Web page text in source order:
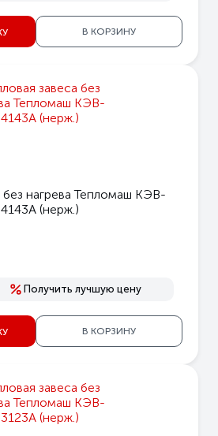
В КОРЗИНУ
без нагрева Тепломаш КЭВ-
(нерж.)
Получить лучшую цену
В КОРЗИНУ